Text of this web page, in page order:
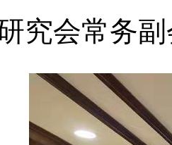
究会常务